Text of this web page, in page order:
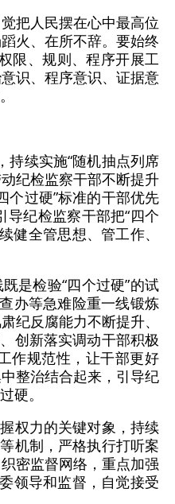
把人民摆在心中最高位
火、在所不辞。要始终
限、规则、程序开展工
识、程序意识、证据意
持续实施“随机抽点列席
纪检监察干部不断提升
个过硬”标准的干部优先
纪检监察干部把“四个
健全管思想、管工作、
是检验“四个过硬”的试
办等急难险重一线锻炼
纪反腐能力不断提升、
创新落实调动干部积极
作规范性，让干部更好
整治结合起来，引导纪
硬。
权力的关键对象，持续
机制，严格执行打听案
密监督网络，重点加强
领导和监督，自觉接受